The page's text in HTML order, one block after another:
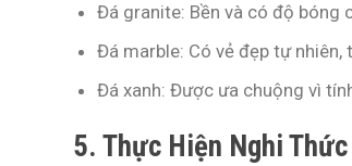
Đá granite: Bền và có độ bóng
Đá marble: Có vẻ đẹp tự
Đá xanh: Được ưa chuộng vì
5. Thực Hiện Nghi Thức